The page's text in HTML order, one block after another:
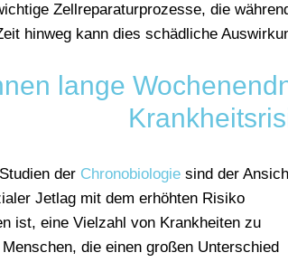
Zellreparaturprozesse, die
hinweg kann dies schädliche
lange
der Chronobiologie sind der
Jetlag mit dem erhöhten Risiko
ist, eine Vielzahl von Krankheiten zu
die einen großen Unterschied